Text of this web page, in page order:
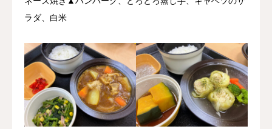
ラダ、白米